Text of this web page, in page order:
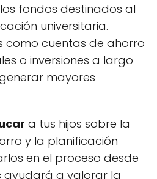
fondos destinados al
universitaria.
como cuentas de ahorro
o inversiones a largo
mayores
a tus hijos sobre la
y la planificación
en el proceso desde
a valorar la